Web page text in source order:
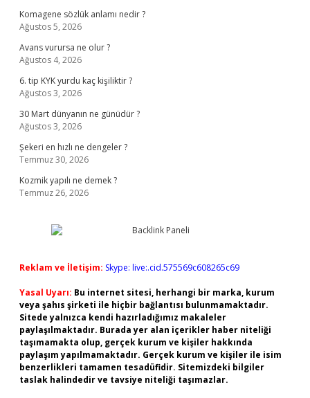
Komagene sözlük anlamı nedir ?
Ağustos 5, 2026
Avans vurursa ne olur ?
Ağustos 4, 2026
6. tip KYK yurdu kaç kişiliktir ?
Ağustos 3, 2026
30 Mart dünyanın ne günüdür ?
Ağustos 3, 2026
Şekeri en hızlı ne dengeler ?
Temmuz 30, 2026
Kozmik yapılı ne demek ?
Temmuz 26, 2026
Reklam ve İletişim: Skype: live:.cid.575569c608265c69
Yasal Uyarı: Bu internet sitesi, herhangi bir marka, kurum
veya şahıs şirketi ile hiçbir bağlantısı bulunmamaktadır.
Sitede yalnızca kendi hazırladığımız makaleler
paylaşılmaktadır. Burada yer alan içerikler haber niteliği
taşımamakta olup, gerçek kurum ve kişiler hakkında
paylaşım yapılmamaktadır. Gerçek kurum ve kişiler ile isim
benzerlikleri tamamen tesadüfidir. Sitemizdeki bilgiler
taslak halindedir ve tavsiye niteliği taşımazlar.